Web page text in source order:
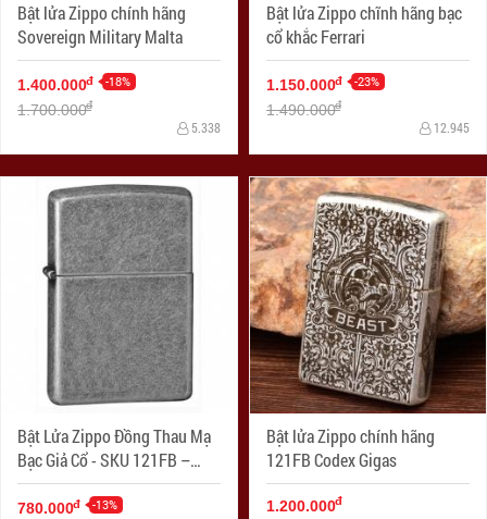
Bật lửa Zippo chính hãng
Sovereign Military Malta
1.400.000đ -18%
1.700.000đ
5.338
Bật lửa Zippo chĩnh hãng bạc
cổ khắc Ferrari
1.150.000đ -23%
1.490.000đ
12.945
Bật Lửa Zippo Đồng Thau Mạ
Bạc Giả Cổ - SKU 121FB –
Zippo Antique Silver Plate
780.000đ -13%
Bật lửa Zippo chính hãng
121FB Codex Gigas
1.200.000đ